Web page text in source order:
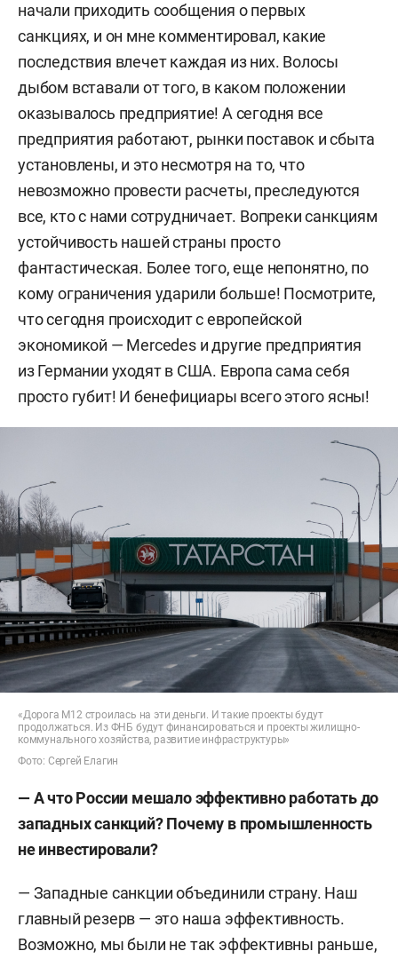
начали приходить сообщения о первых
санкциях, и он мне комментировал, какие
последствия влечет каждая из них. Волосы
дыбом вставали от того, в каком положении
оказывалось предприятие! А сегодня все
предприятия работают, рынки поставок и сбыта
установлены, и это несмотря на то, что
невозможно провести расчеты, преследуются
все, кто с нами сотрудничает. Вопреки санкциям
устойчивость нашей страны просто
фантастическая. Более того, еще непонятно, по
кому ограничения ударили больше! Посмотрите,
что сегодня происходит с европейской
экономикой — Mercedes и другие предприятия
из Германии уходят в США. Европа сама себя
просто губит! И бенефициары всего этого ясны!
«Дорога М12 строилась на эти деньги. И такие проекты будут
продолжаться. Из ФНБ будут финансироваться и проекты жилищно-
коммунального хозяйства, развитие инфраструктуры»
Фото: Сергей Елагин
— А что России мешало эффективно работать до
западных санкций? Почему в промышленность
не инвестировали?
— Западные санкции объединили страну. Наш
главный резерв — это наша эффективность.
Возможно, мы были не так эффективны раньше,